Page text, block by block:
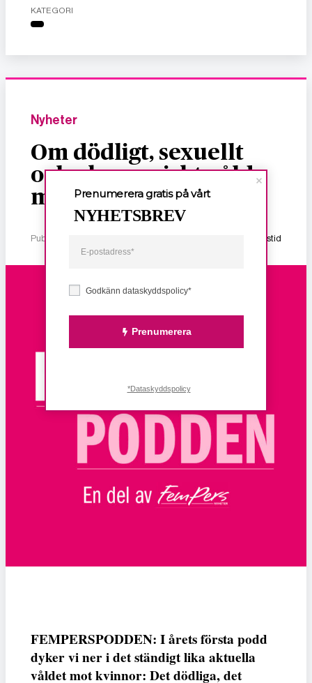
KATEGORI
Nyheter
Om dödligt, sexuellt
och ekonomiskt våld
mot kvinnor
Publicerad 2 januari, 2026 1 min lästid
FEMPERSPODDEN: I årets första podd
dyker vi ner i det ständigt lika aktuella
våldet mot kvinnor: Det dödliga, det
Godkänn dataskyddspolicy*
Prenumerera
Prenumerera gratis på vårt
NYHETSBREV
*Dataskyddspolicy